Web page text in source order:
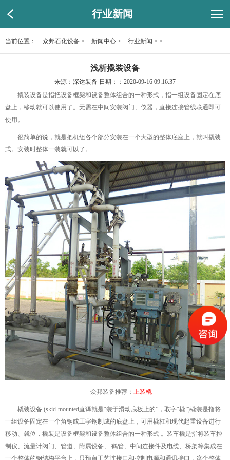
行业新闻
当前位置： 众邦石化设备 > 新闻中心 > 行业新闻 > >
浅析撬装设备
来源：深达装备 日期：：2020-09-16 09:16:37
撬装设备是指把设备框架和设备整体组合的一种形式，指一组设备固定在底
盘上，移动就可以使用了。无需在中间安装阀门、仪器，直接连接管线联通即可
使用。
很简单的说，就是把机组各个部分安装在一个大型的整体底座上，就叫撬装
式。安装时整体一装就可以了。
众邦装备推荐： 上装橇
橇装设备 (skid-mounted直译就是“装于滑动底板上的”，取字“橇”)橇装是指将
一组设备固定在一个角钢或工字钢制成的底盘上，可用橇杠和现代起重设备进行
移动、就位，橇装是设备框架和设备整体组合的一种形式 。装车橇是指将装车控
制仪、流量计阀门、管道、附属设备、 鹤管、中间连接件及电缆、桥架等集成在
一个整体的钢结构平台上，只预留工艺连接口和控制电源和通讯接口，这个整体